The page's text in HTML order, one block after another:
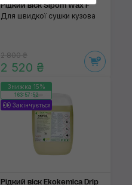
Рідкий віск Sipom Wax F
Для швидкої сушки кузова
2 800 ₴
2 520 ₴
Знижка 15%
163:57:52
Закінчується
Рідкий віск Ekokemica Drip